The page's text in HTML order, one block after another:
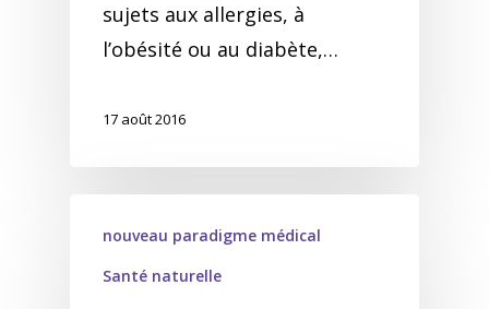
sujets aux allergies, à
l’obésité ou au diabète,…
17 août 2016
nouveau paradigme médical
Santé naturelle